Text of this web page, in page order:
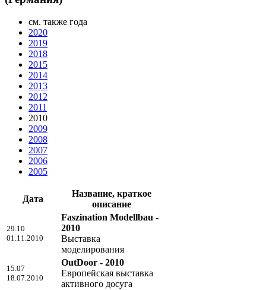
см. также года
2020
2019
2018
2015
2014
2013
2012
2011
2010
2009
2008
2007
2006
2005
Дата
Название, краткое
описание
29.10
01.11.2010
Faszination Modellbau -
2010
Выставка
моделирования
15.07
18.07.2010
OutDoor - 2010
Европейская выставка
активного досуга